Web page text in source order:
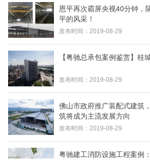
恩平再次霸屏央视40分钟，
平的风采！
发布时间：2019-08-29
【粤驰总承包案例鉴赏】桂
发布时间：2019-08-29
佛山市政府推广装配式建筑
筑将成为主流发展方向
发布时间：2019-08-29
粤驰建工消防设施工程案例